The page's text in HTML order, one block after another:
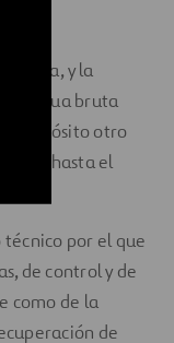
y la
de agua bruta
depósito otro
hasta el
técnico por el que
de control y de
como de la
de